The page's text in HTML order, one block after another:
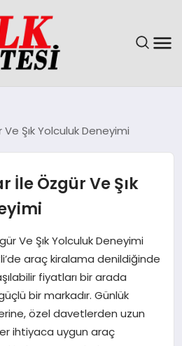
Şık Yolculuk Deneyimi
İle Özgür Ve Şık
Ve Şık Yolculuk Deneyimi
araç kiralama denildiğinde
fiyatları bir arada
bir markadır. Günlük
özel davetlerden uzun
ihtiyaca uygun araç